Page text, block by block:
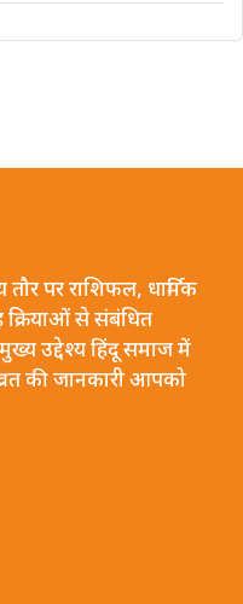
पर राशिफल, धार्मिक
से संबंधित
उद्देश्य हिंदू समाज में
की जानकारी आपको